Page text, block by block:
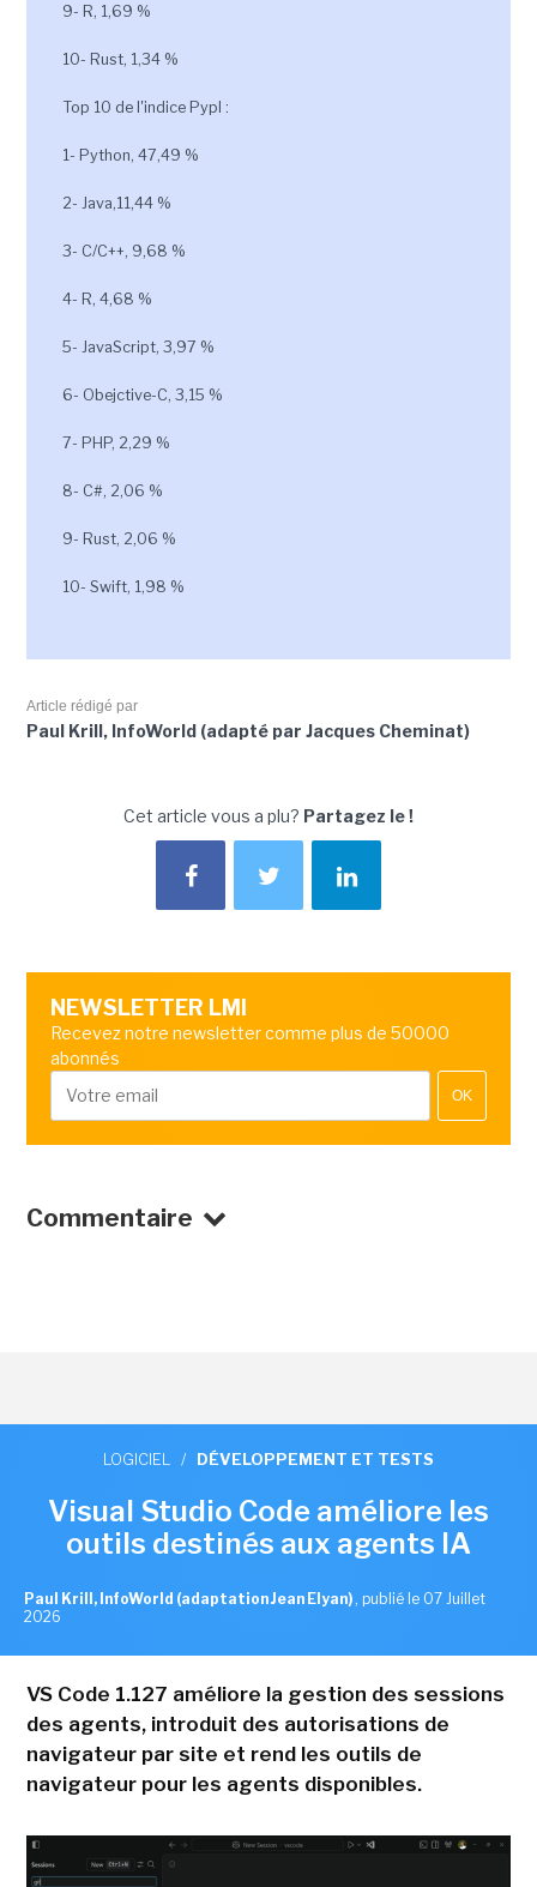
9- R, 1,69 %
10- Rust, 1,34 %
Top 10 de l'indice Pypl :
1- Python, 47,49 %
2- Java,11,44 %
3- C/C++, 9,68 %
4- R, 4,68 %
5- JavaScript, 3,97 %
6- Obejctive-C, 3,15 %
7- PHP, 2,29 %
8- C#, 2,06 %
9- Rust, 2,06 %
10- Swift, 1,98 %
Article rédigé par
Paul Krill, InfoWorld (adapté par Jacques Cheminat)
Cet article vous a plu? Partagez le !
NEWSLETTER LMI
Recevez notre newsletter comme plus de 50000
abonnés
OK
Commentaire
LOGICIEL / DÉVELOPPEMENT ET TESTS
Visual Studio Code améliore les
outils destinés aux agents IA
Paul Krill, InfoWorld (adaptation Jean Elyan) , publié le 07 Juillet
2026
VS Code 1.127 améliore la gestion des sessions
des agents, introduit des autorisations de
navigateur par site et rend les outils de
navigateur pour les agents disponibles.